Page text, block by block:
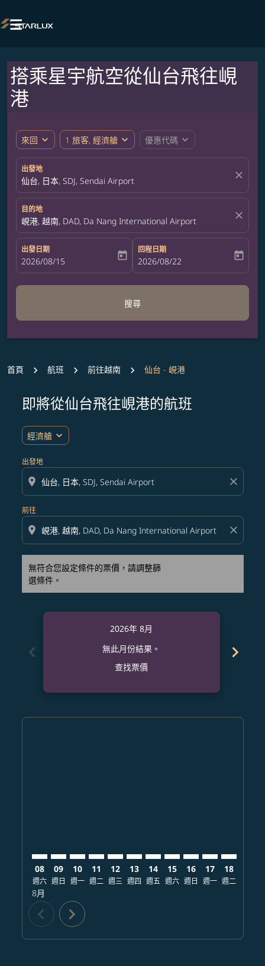

搭乘星宇航空從仙台飛往峴
港
來回 expand_more 1 旅客, 經濟艙 expand_more 優惠代碼 expand_more
出發地
仙台, 日本, SDJ, Sendai Airport close
目的地
峴港, 越南, DAD, Da Nang International Airport close
出發日期
fc-booking-departure-date-aria-label
2026/08/15 today
回程日期
fc-booking-return-date-aria-label
2026/08/22 today
搜尋
首頁 航班 前往越南 仙台 - 峴港
即將從仙台飛往峴港的航班
經濟艙 expand_more
出發地
location_on close
前往
location_on close
無符合您設定條件的票價，請調整篩
選條件。
無符合您設定條件的票價，請調整篩選條件。
chevron_left
2026年 8月
無此月份結果。
查找票價
chevron_right
08
週六
8月
09
週日
10
週一
11
週二
12
週三
13
週四
14
週五
15
週六
16
週日
17
週一
18
週二
chevron_left chevron_right